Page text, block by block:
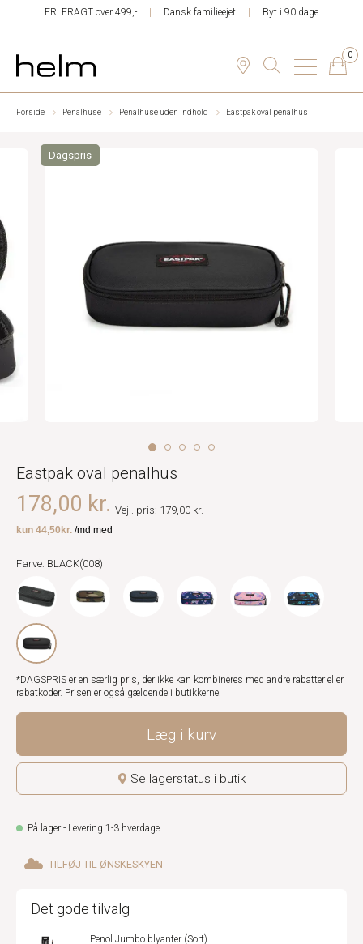
FRI FRAGT over 499,- Dansk familieejet Byt i 90 dage
0
Forside Penalhuse Penalhuse uden indhold Eastpak oval penalhus
Dagspris
Eastpak oval penalhus
178,00 kr. Vejl. pris: 179,00 kr.
Farve: BLACK(008)
*DAGSPRIS er en særlig pris, der ikke kan kombineres med andre rabatter eller
rabatkoder. Prisen er også gældende i butikkerne.
Læg i kurv
Se lagerstatus i butik
På lager - Levering 1-3 hverdage
TILFØJ TIL ØNSKESKYEN
Det gode tilvalg
Penol Jumbo blyanter (Sort)